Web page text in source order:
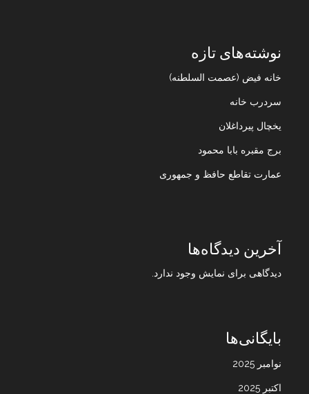
نوشته‌های تازه
خانه فیض (عصمت السلطنه)
سردرب خانه
یخچال پیرداغلان
برج مقبره بابا محمود
عمارت تقاطع حافظ و جمهوری
آخرین دیدگاه‌ها
دیدگاهی برای نمایش وجود ندارد.
بایگانی‌ها
نوامبر 2025
اکتبر 2025